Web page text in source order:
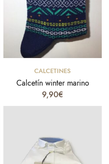
Select options
CALCETINES
Calcetín winter marino
9,90€